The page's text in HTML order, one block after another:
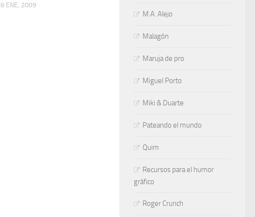
8 ENE, 2009
M.A. Alejo
Malagón
Maruja de pro
Miguel Porto
Miki & Duarte
Pateando el mundo
Quim
Recursos para el humor
gráfico
Roger Crunch